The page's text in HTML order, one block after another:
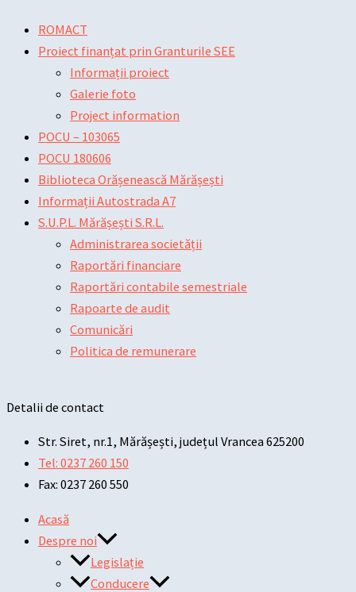
content
Menu
ROMACT
Proiect finanțat prin Granturile SEE
Informații proiect
Galerie foto
Project information
POCU – 103065
POCU 180606
Biblioteca Orășenească Mărășești
Informații Autostrada A7
S.U.P.L. Mărășești S.R.L.
Administrarea societății
Raportări financiare
Raportări contabile semestriale
Rapoarte de audit
Comunicări
Politica de remunerare
Detalii de contact
Str. Siret, nr.1, Mărășești, județul Vrancea 625200
Tel: 0237 260 150
Fax: 0237 260 550
Acasă
Despre noi
Legislație
Conducere
Menunavigation